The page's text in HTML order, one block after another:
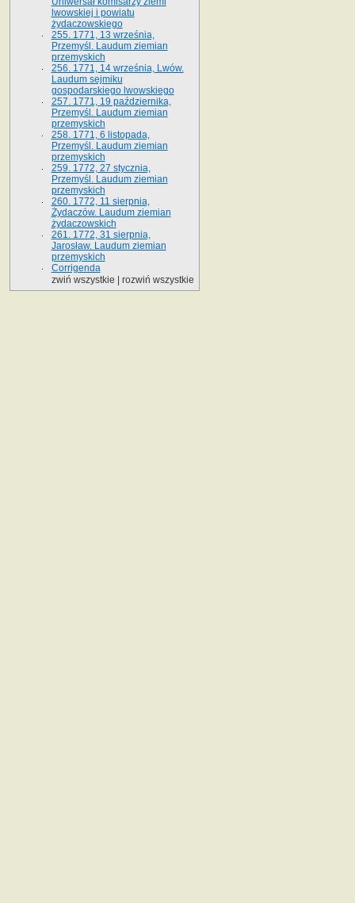
lwowskiej i powiatu
żydaczowskiego
255. 1771, 13 września,
Przemyśl. Laudum ziemian
przemyskich
256. 1771, 14 września, Lwów.
Laudum sejmiku
gospodarskiego lwowskiego
257. 1771, 19 października,
Przemyśl. Laudum ziemian
przemyskich
258. 1771, 6 listopada,
Przemyśl. Laudum ziemian
przemyskich
259. 1772, 27 stycznia,
Przemyśl. Laudum ziemian
przemyskich
260. 1772, 11 sierpnia,
Żydaczów. Laudum ziemian
żydaczowskich
261. 1772, 31 sierpnia,
Jarosław. Laudum ziemian
przemyskich
Corrigenda
zwiń wszystkie
rozwiń wszystkie